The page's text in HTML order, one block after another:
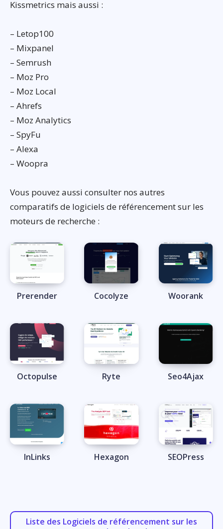
Kissmetrics mais aussi :
– Letop100
– Mixpanel
– Semrush
– Moz Pro
– Moz Local
– Ahrefs
– Moz Analytics
– SpyFu
– Alexa
– Woopra
Vous pouvez aussi consulter nos autres
comparatifs de logiciels de référencement sur les
moteurs de recherche :
Prerender Cocolyze Woorank
Octopulse Ryte Seo4Ajax
InLinks Hexagon SEOPress
Liste des Logiciels de référencement sur les